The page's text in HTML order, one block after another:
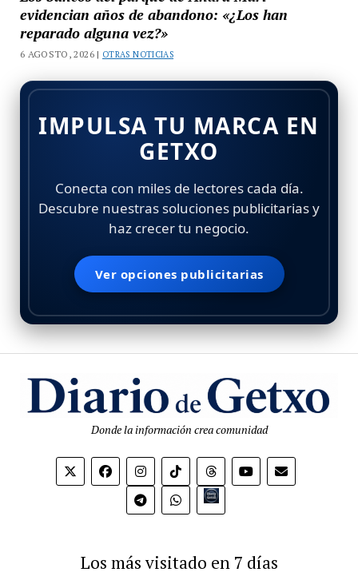
evidencian años de abandono: «¿Los han
reparado alguna vez?»
6 AGOSTO, 2026 | OTRAS NOTICIAS
IMPULSA TU MARCA EN
GETXO
Conecta con miles de lectores cada día.
Descubre nuestras soluciones publicitarias y
haz crecer tu negocio.
Ver opciones publicitarias
Donde la información crea comunidad
Bio.link
Los más visitado en 7 días